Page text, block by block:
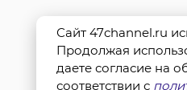
Сайт 47channel.ru
Продолжая
даете согласие на
соответствии с